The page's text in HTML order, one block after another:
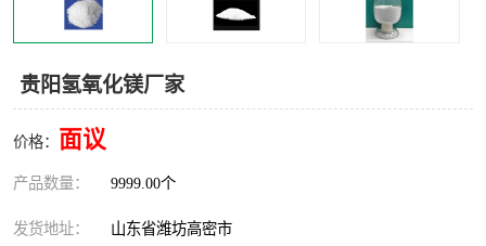
贵阳氢氧化镁厂家
价格： 面议
产品数量： 9999.00个
发货地址： 山东省潍坊高密市